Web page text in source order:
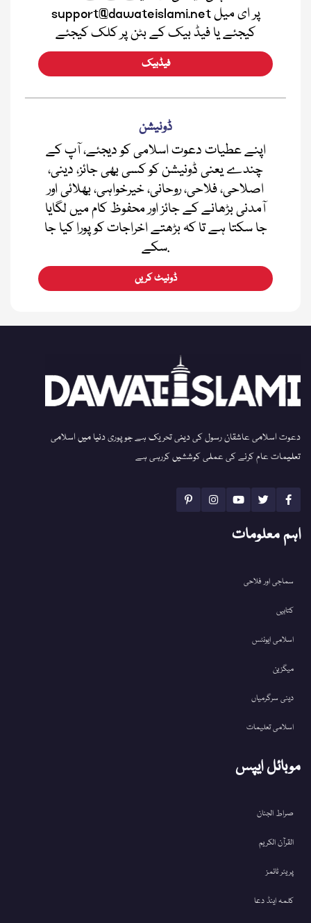
support@dawateislami.net پر ای میل
کیجئے یا فیڈ بیک کے بٹن پر کلک کیجئے
فیڈبیک
ڈونیشن
اپنے عطیات دعوت اسلامی کو دیجئے، آپ کے
چندے یعنی ڈونیشن کو کسی بھی جائز، دینی،
اصلاحی، فلاحی، روحانی، خیرخواہی، بھلائی اور
آمدنی بڑھانے کے جائز اور محفوظ کام میں لگایا
جا سکتا ہے تا کہ بڑھتے اخراجات کو پورا کیا جا
سکے.
ڈونیٹ کریں
دعوت اسلامی عاشقان رسول کی دینی تحریک ہے جو پوری دنیا میں اسلامی
تعلیمات عام کرنے کی عملی کوششیں کررہی ہے
اہم معلومات
سماجی اور فلاحی
کتابیں
اسلامی ایونٹس
میگزین
دینی سرگرمیاں
اسلامی تعلیمات
موبائل ایپس
صراط الجنان
القرآن الکریم
پریئر ٹائمز
کلمہ اینڈ دعا